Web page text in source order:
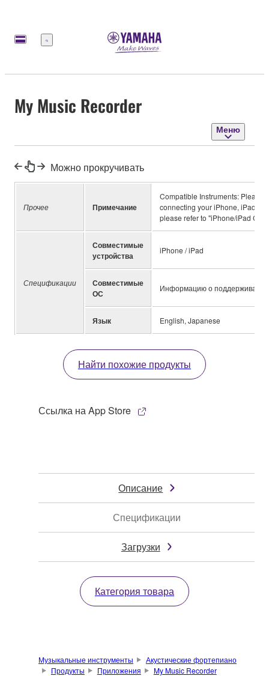
Меню
My Music Recorder
Меню
Можно прокручивать
Прочее Примечание
Compatible Instruments: Please
connecting your iPhone, iPad or
please refer to "iPhone/iPad
Спецификации
Совместимые
устройства
iPhone / iPad
Совместимые
ОС
Информацию о
Язык English, Japanese
Найти похожие продукты
Ссылка на App Store
Описание
Спецификации
Загрузки
Категория товара
Музыкальные инструменты
Акустические фортепиано
Продукты
Приложения My Music Recorder